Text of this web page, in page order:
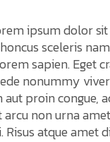
ipsum dolor
sceleris
sapien. Eget
nonummy
proin congue,
non urna
atque amet